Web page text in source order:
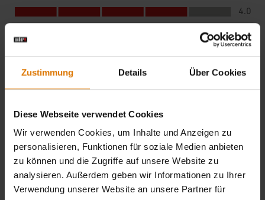
Zustimmung Details Über Cookies
Diese Webseite verwendet Cookies
Wir verwenden Cookies, um Inhalte und Anzeigen zu
personalisieren, Funktionen für soziale Medien anbieten
zu können und die Zugriffe auf unsere Website zu
analysieren. Außerdem geben wir Informationen zu Ihrer
Verwendung unserer Website an unsere Partner für